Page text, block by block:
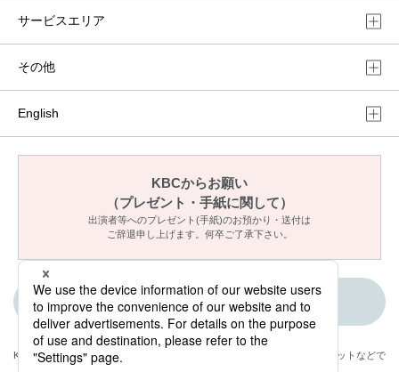
サービスエリア
その他
English
KBCからお願い
（プレゼント・手紙に関して）
出演者等へのプレゼント(手紙)のお預かり・送付は
ご辞退申し上げます。何卒ご了承下さい。
ご意見・メッセージ
KBCが取材・撮影した情報・映像は国内外のテレビ・ラジオ・インターネットなどで